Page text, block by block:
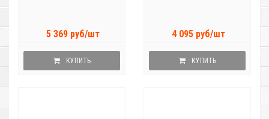
5 369 руб/шт
КУПИТЬ
4 095 руб/шт
КУПИТЬ